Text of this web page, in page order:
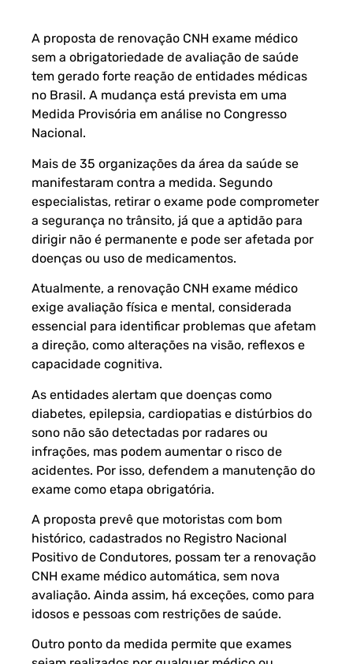
A proposta de renovação CNH exame médico
sem a obrigatoriedade de avaliação de saúde
tem gerado forte reação de entidades médicas
no Brasil. A mudança está prevista em uma
Medida Provisória em análise no Congresso
Nacional.
Mais de 35 organizações da área da saúde se
manifestaram contra a medida. Segundo
especialistas, retirar o exame pode comprometer
a segurança no trânsito, já que a aptidão para
dirigir não é permanente e pode ser afetada por
doenças ou uso de medicamentos.
Atualmente, a renovação CNH exame médico
exige avaliação física e mental, considerada
essencial para identificar problemas que afetam
a direção, como alterações na visão, reflexos e
capacidade cognitiva.
As entidades alertam que doenças como
diabetes, epilepsia, cardiopatias e distúrbios do
sono não são detectadas por radares ou
infrações, mas podem aumentar o risco de
acidentes. Por isso, defendem a manutenção do
exame como etapa obrigatória.
A proposta prevê que motoristas com bom
histórico, cadastrados no Registro Nacional
Positivo de Condutores, possam ter a renovação
CNH exame médico automática, sem nova
avaliação. Ainda assim, há exceções, como para
idosos e pessoas com restrições de saúde.
Outro ponto da medida permite que exames